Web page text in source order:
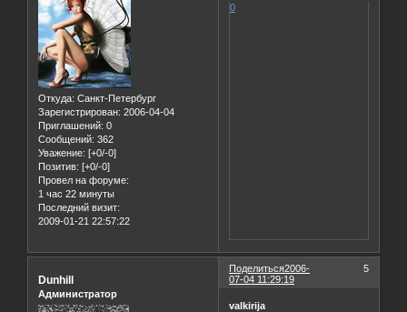
Откуда: Санкт-Петербург
Зарегистрирован: 2006-04-04
Приглашений: 0
Сообщений: 362
Уважение: [+0/-0]
Позитив: [+0/-0]
Провел на форуме:
1 час 22 минуты
Последний визит:
2009-01-21 22:57:22
0
Поделиться 5
2006-
07-04 11:29:19
Dunhill
Администратор
valkirija